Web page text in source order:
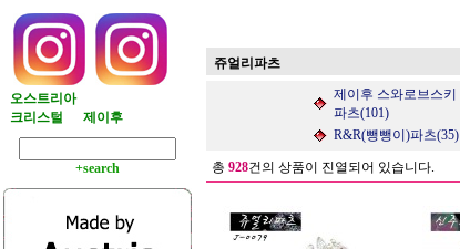
오스트리아
크리스털
제이후
+search
쥬얼리파츠
제이후 스와로브스키
파츠(101)
R&R(뺑뺑이)파츠(35)
총 928건의 상품이 진열되어 있습니다.